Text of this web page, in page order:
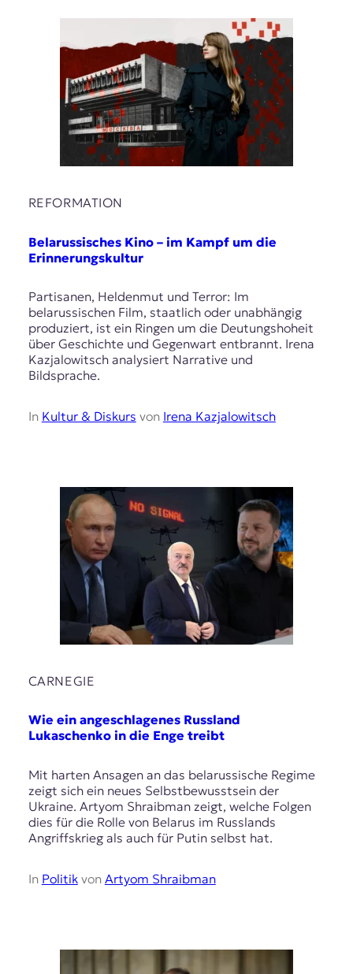
REFORMATION
Belarussisches Kino – im Kampf um die
Erinnerungskultur
Partisanen, Heldenmut und Terror: Im
belarussischen Film, staatlich oder unabhängig
produziert, ist ein Ringen um die Deutungshoheit
über Geschichte und Gegenwart entbrannt. Irena
Kazjalowitsch analysiert Narrative und
Bildsprache.
In Kultur & Diskurs von Irena Kazjalowitsch
CARNEGIE
Wie ein angeschlagenes Russland
Lukaschenko in die Enge treibt
Mit harten Ansagen an das belarussische Regime
zeigt sich ein neues Selbstbewusstsein der
Ukraine. Artyom Shraibman zeigt, welche Folgen
dies für die Rolle von Belarus im Russlands
Angriffskrieg als auch für Putin selbst hat.
In Politikvon Artyom Shraibman